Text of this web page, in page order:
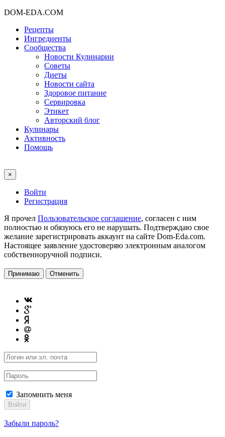
DOM-EDA.COM
Рецепты
Ингредиенты
Сообщества
Новости Кулинарии
Советы
Диеты
Новости сайта
Здоровое питание
Сервировка
Этикет
Авторский блог
Кулинары
Активность
Помощь
×
Войти
Регистрация
Я прочел Пользовательское соглашение, согласен с ним
полностью и обязуюсь его не нарушать. Подтверждаю свое
желание зарегистрировать аккаунт на сайте Dom-Eda.com.
Настоящее заявление удостоверяю электронным аналогом
собственноручной подписи.
Принимаю Отменить
Запомнить меня
Войти
Забыли пароль?